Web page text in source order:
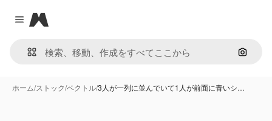
Close menu
Magnific
画像で
ホーム/ストック/ベクトル/3人が一列に並んでいて1人が前面に青いシ…